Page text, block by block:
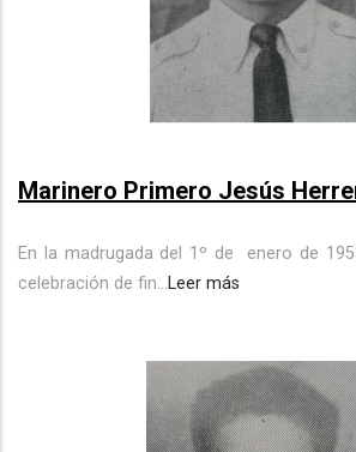
Marinero Primero Jesús
En la madrugada del 1º de
enero de
celebración de fin...Leer más